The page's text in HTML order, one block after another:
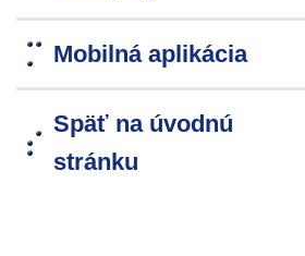
Mobilná aplikácia
Späť na úvodnú
stránku